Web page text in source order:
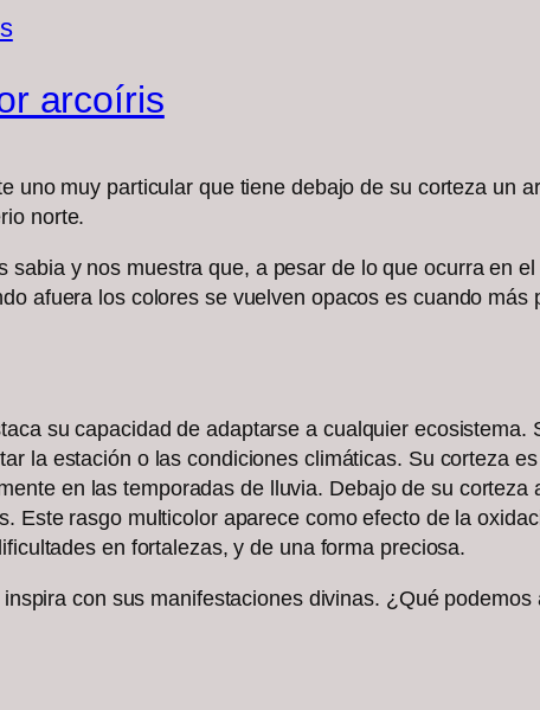
arcoíris
uno muy particular que tiene debajo de su corteza un
norte.
sabia y nos muestra que, a pesar de lo que ocurra en
afuera los colores se vuelven opacos es cuando
su capacidad de adaptarse a cualquier
la estación o las condiciones climáticas. Su corteza
en las temporadas de lluvia. Debajo de su
Este rasgo multicolor aparece como efecto de la
en fortalezas, y de una forma preciosa.
con sus manifestaciones divinas. ¿Qué